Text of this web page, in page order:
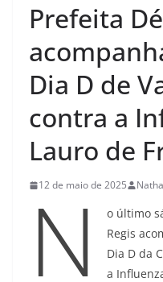
Prefeita
Dia D de
contra a
Lauro de
12 de maio de 2025
N
o último
Regis
Dia D da
a